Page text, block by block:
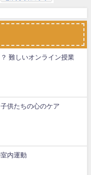
難しいオンライン授業
供たちの心のケア
内運動